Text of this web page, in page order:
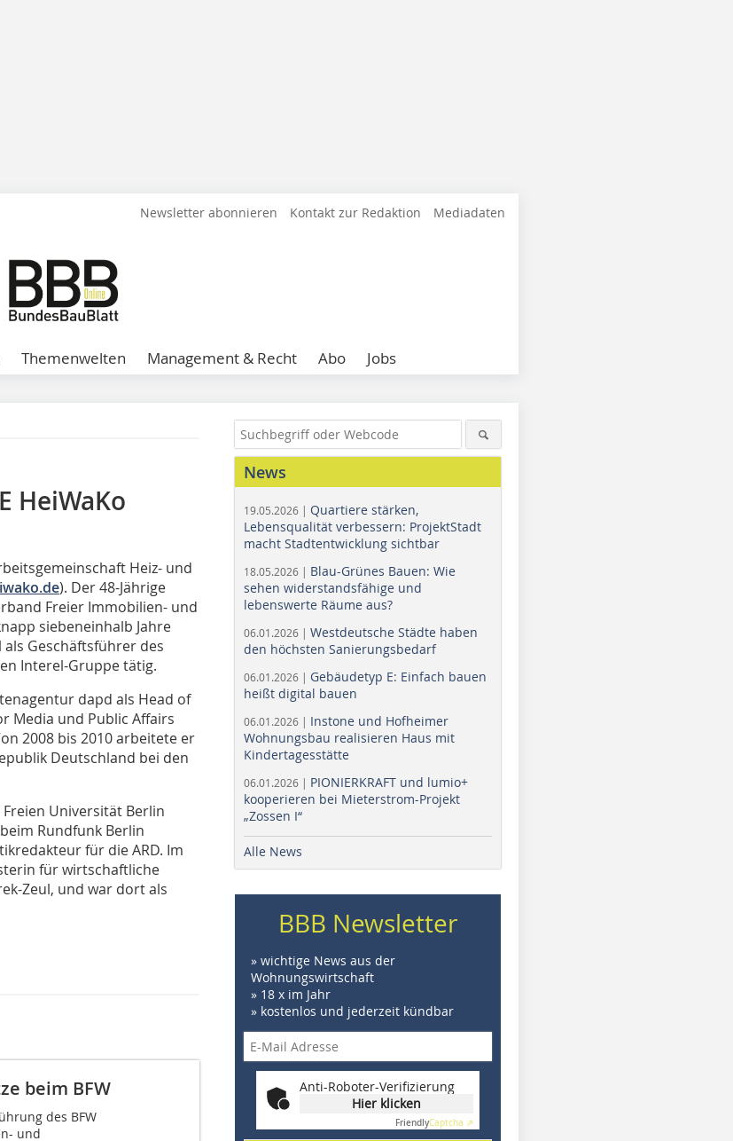
Newsletter abonnieren Kontakt zur Redaktion Mediadaten
Themenwelten Management & Recht Abo Jobs
HeiWaKo
Heiz- und
). Der 48-Jährige
Freier Immobilien- und
siebeneinhalb Jahre
Geschäftsführer des
Interel-Gruppe tätig.
dapd als Head of
Media und Public Affairs
2008 bis 2010 arbeitete er
Deutschland bei den
Universität Berlin
Rundfunk Berlin
für die ARD. Im
für wirtschaftliche
Zeul, und war dort als
beim BFW
des BFW
und
News
19.05.2026 | Quartiere stärken,
Lebensqualität verbessern: ProjektStadt
macht Stadtentwicklung sichtbar
18.05.2026 | Blau-Grünes Bauen: Wie
sehen widerstandsfähige und
lebenswerte Räume aus?
06.01.2026 | Westdeutsche Städte haben
den höchsten Sanierungsbedarf
06.01.2026 | Gebäudetyp E: Einfach bauen
heißt digital bauen
06.01.2026 | Instone und Hofheimer
Wohnungsbau realisieren Haus mit
Kindertagesstätte
06.01.2026 | PIONIERKRAFT und lumio+
kooperieren bei Mieterstrom-Projekt
„Zossen I“
Alle News
BBB Newsletter
» wichtige News aus der
Wohnungswirtschaft
» 18 x im Jahr
» kostenlos und jederzeit kündbar
Anti-Roboter-Verifizierung
Hier klicken
FriendlyCaptcha ⇗